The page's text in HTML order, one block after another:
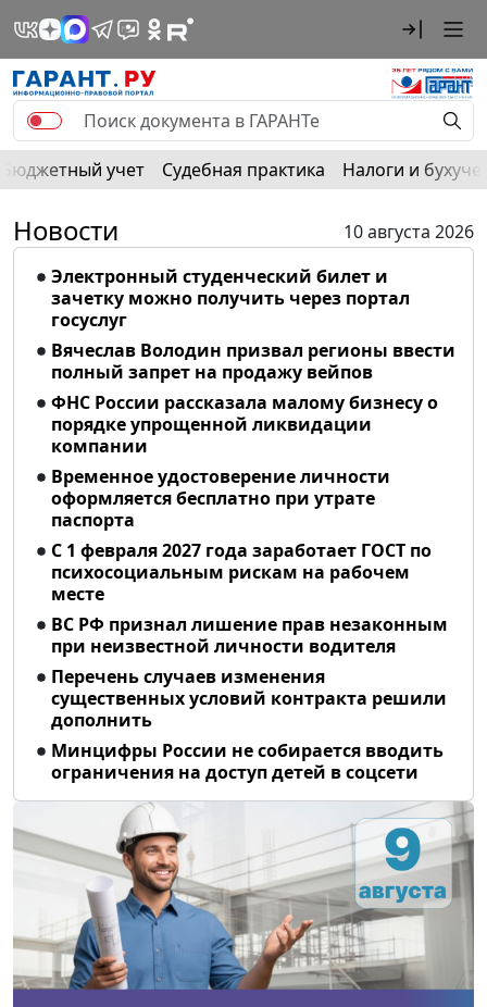
Бюджетный учет Судебная практика Налоги и
Новости
10 августа 2026
Электронный студенческий билет и
зачетку можно получить через портал
госуслуг
Вячеслав Володин призвал регионы ввести
полный запрет на продажу вейпов
ФНС России рассказала малому бизнесу о
порядке упрощенной ликвидации
компании
Временное удостоверение личности
оформляется бесплатно при утрате
паспорта
С 1 февраля 2027 года заработает ГОСТ по
психосоциальным рискам на рабочем
месте
ВС РФ признал лишение прав незаконным
при неизвестной личности водителя
Перечень случаев изменения
существенных условий контракта решили
дополнить
Минцифры России не собирается вводить
ограничения на доступ детей в соцсети